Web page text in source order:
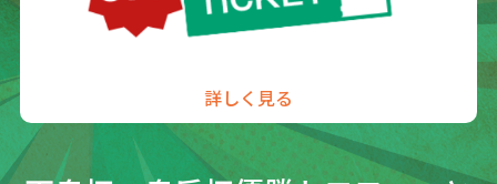
詳しく見る